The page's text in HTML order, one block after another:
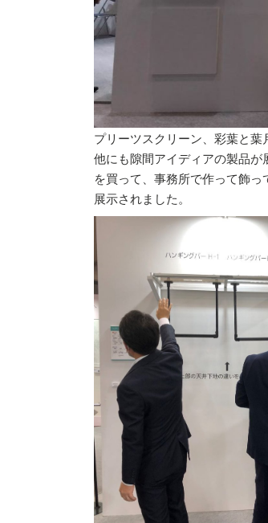
プリーツスクリーン、彩葉と葉
他にも隙間アイディアの製品
を買って、事務所で作って飾
展示されました。